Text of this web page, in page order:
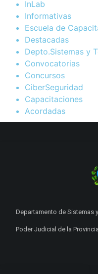
InLab
Informativas
Escuela de
Destacadas
Depto.Sistemas y
Convocatorias
Concursos
CiberSeguridad
Capacitaciones
Acordadas
Departamento de Sistemas
Poder Judicial de la